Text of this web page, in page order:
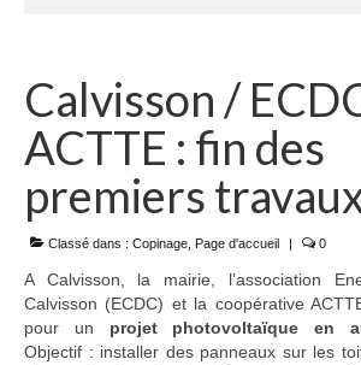
L’ASSOCIATION
Historique
Objectifs
Presse
Adhérer
PROJETS
Calvisson /
ACTTE : fin des
premiers
Classé dans : Copinage Page d'accueil | 0
A Calvisson, la mairie, l’association
Calvisson (ECDC) et la coopérative
pour un projet photovoltaïque en
Objectif : installer des panneaux sur les